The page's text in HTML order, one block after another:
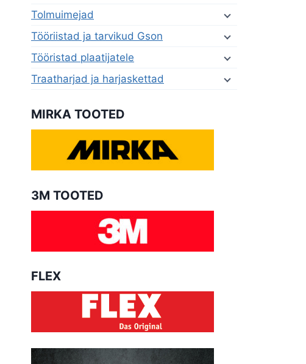
Tolmuimejad
Tööriistad ja tarvikud Gson
Tööristad plaatijatele
Traatharjad ja harjaskettad
MIRKA TOOTED
3M TOOTED
FLEX